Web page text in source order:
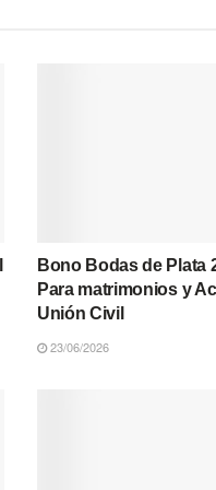
Bono Bodas de Plata
Para matrimonios y
Unión Civil
23/06/2026